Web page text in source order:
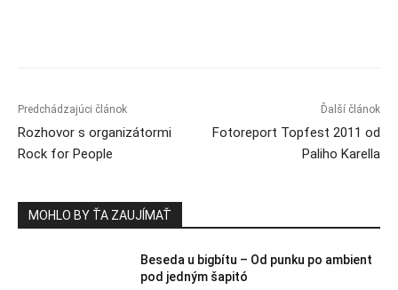
Predchádzajúci článok
Rozhovor s organizátormi
Rock for People
Ďalší článok
Fotoreport Topfest 2011 od
Paliho Karella
MOHLO BY ŤA ZAUJÍMAŤ
Beseda u bigbítu – Od punku po ambient
pod jedným šapitó